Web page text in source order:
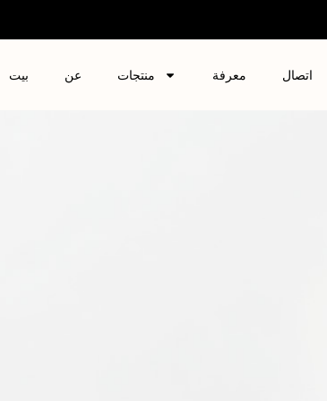
بيت عن منتجات معرفة اتصال